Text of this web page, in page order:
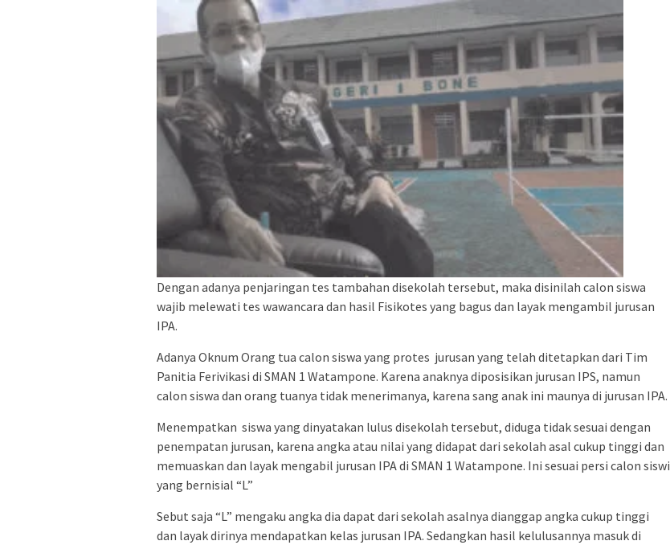
Dengan adanya penjaringan tes tambahan disekolah tersebut, maka disinilah calon siswa
wajib melewati tes wawancara dan hasil Fisikotes yang bagus dan layak mengambil jurusan
IPA.
Adanya Oknum Orang tua calon siswa yang protes jurusan yang telah ditetapkan dari Tim
Panitia Ferivikasi di SMAN 1 Watampone. Karena anaknya diposisikan jurusan IPS, namun
calon siswa dan orang tuanya tidak menerimanya, karena sang anak ini maunya di jurusan IPA.
Menempatkan siswa yang dinyatakan lulus disekolah tersebut, diduga tidak sesuai dengan
penempatan jurusan, karena angka atau nilai yang didapat dari sekolah asal cukup tinggi dan
memuaskan dan layak mengabil jurusan IPA di SMAN 1 Watampone. Ini sesuai persi calon siswi
yang bernisial “L”
Sebut saja “L” mengaku angka dia dapat dari sekolah asalnya dianggap angka cukup tinggi
dan layak dirinya mendapatkan kelas jurusan IPA. Sedangkan hasil kelulusannya masuk di